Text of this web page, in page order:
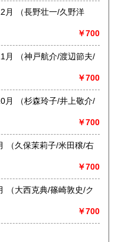
洋
￥700
夫/
￥700
介/
￥700
￥700
￥700